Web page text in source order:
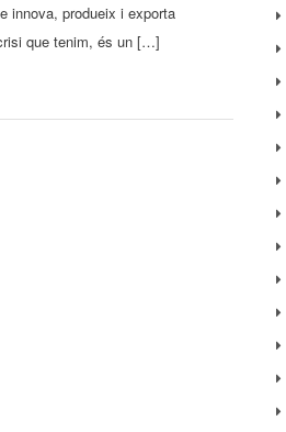
innova, produeix i exporta
que tenim, és un […]